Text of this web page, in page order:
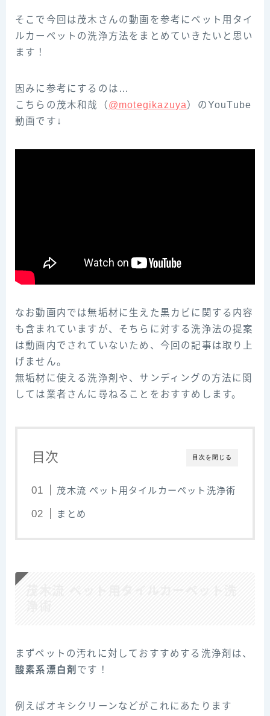
そこで今回は茂木さんの動画を参考にペット用タイ
ルカーペットの洗浄方法をまとめていきたいと思い
ます！
因みに参考にするのは…
こちらの茂木和哉（ @motegikazuya）のYouTube
動画です↓
なお動画内では無垢材に生えた黒カビに関する内容
も含まれていますが、そちらに対する洗浄法の提案
は動画内でされていないため、今回の記事は取り上
げません。
無垢材に使える洗浄剤や、サンディングの方法に関
しては業者さんに尋ねることをおすすめします。
目次を閉じる
目次
茂木流 ペット用タイルカーペット洗浄術
まとめ
まずペットの汚れに対しておすすめする洗浄剤は、
酸素系漂白剤 です！
例えばオキシクリーンなどがこれにあたります